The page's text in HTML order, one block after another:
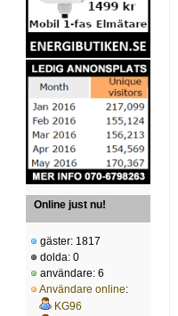
Online just nu!
gäster: 1817
dolda: 0
användare: 6
Användare online:
KG96